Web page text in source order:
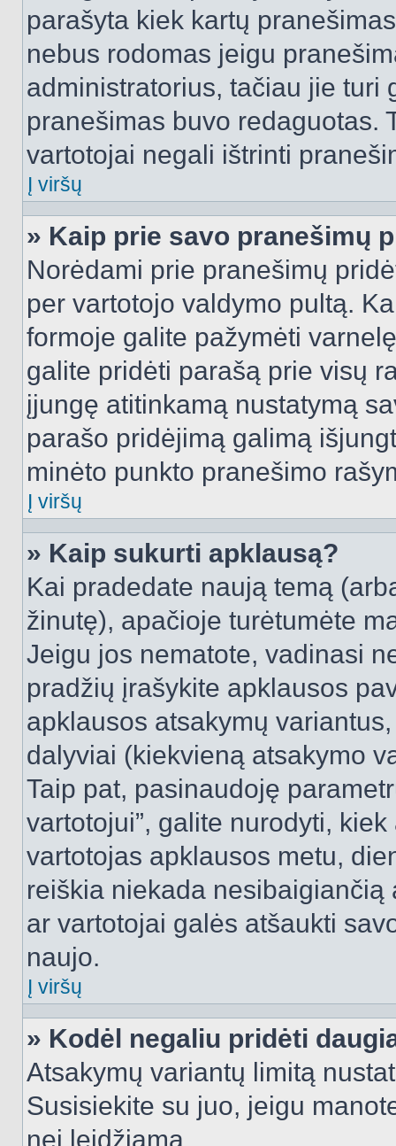
parašyta kiek kartų
nebus rodomas jeigu
administratorius, tačiau jie turi
pranešimas buvo redaguotas.
vartotojai negali ištrinti
Į viršų
» Kaip prie savo pranešimų
Norėdami prie pranešimų
per vartotojo valdymo pultą.
formoje galite pažymėti
galite pridėti parašą prie visų
įjungę atitinkamą nustatymą
parašo pridėjimą galimą
minėto punkto pranešimo
Į viršų
» Kaip sukurti apklausą?
Kai pradedate naują temą
žinutę), apačioje turėtumėte
Jeigu jos nematote, vadinasi
pradžių įrašykite apklausos
apklausos atsakymų
dalyviai (kiekvieną atsakymo
Taip pat, pasinaudoję
vartotojui”, galite nurodyti,
vartotojas apklausos metu,
reiškia niekada
ar vartotojai galės atšaukti
naujo.
Į viršų
» Kodėl negaliu pridėti
Atsakymų variantų limitą
Susisiekite su juo, jeigu
nei leidžiama.